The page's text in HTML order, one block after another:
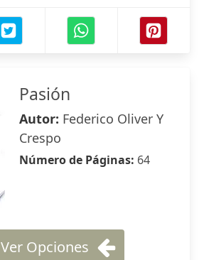
Pasión
Autor: Federico Oliver Y
Crespo
Número de Páginas: 64
Ver Opciones